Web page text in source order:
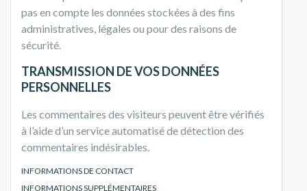
pas en compte les données stockées à des fins
administratives, légales ou pour des raisons de
sécurité.
TRANSMISSION DE VOS DONNÉES
PERSONNELLES
Les commentaires des visiteurs peuvent être vérifiés
à l’aide d’un service automatisé de détection des
commentaires indésirables.
INFORMATIONS DE CONTACT
INFORMATIONS SUPPLÉMENTAIRES